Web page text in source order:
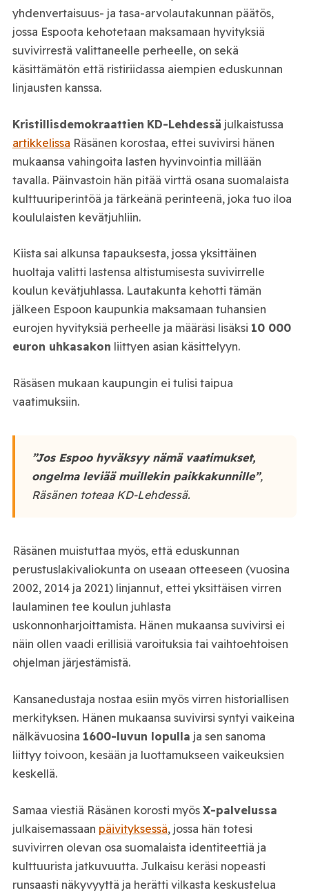
yhdenvertaisuus- ja tasa-arvolautakunnan päätös,
jossa Espoota kehotetaan maksamaan hyvityksiä
suvivirrestä valittaneelle perheelle, on sekä
käsittämätön että ristiriidassa aiempien eduskunnan
linjausten kanssa.
Kristillisdemokraattien KD-Lehdessä julkaistussa
artikkelissa Räsänen korostaa, ettei suvivirsi hänen
mukaansa vahingoita lasten hyvinvointia millään
tavalla. Päinvastoin hän pitää virttä osana suomalaista
kulttuuriperintöä ja tärkeänä perinteenä, joka tuo iloa
koululaisten kevätjuhliin.
Kiista sai alkunsa tapauksesta, jossa yksittäinen
huoltaja valitti lastensa altistumisesta suvivirrelle
koulun kevätjuhlassa. Lautakunta kehotti tämän
jälkeen Espoon kaupunkia maksamaan tuhansien
eurojen hyvityksiä perheelle ja määräsi lisäksi 10 000
euron uhkasakon liittyen asian käsittelyyn.
Räsäsen mukaan kaupungin ei tulisi taipua
vaatimuksiin.
”Jos Espoo hyväksyy nämä vaatimukset,
ongelma leviää muillekin paikkakunnille”,
Räsänen toteaa KD-Lehdessä.
Räsänen muistuttaa myös, että eduskunnan
perustuslakivaliokunta on useaan otteeseen (vuosina
2002, 2014 ja 2021) linjannut, ettei yksittäisen virren
laulaminen tee koulun juhlasta
uskonnonharjoittamista. Hänen mukaansa suvivirsi ei
näin ollen vaadi erillisiä varoituksia tai vaihtoehtoisen
ohjelman järjestämistä.
Kansanedustaja nostaa esiin myös virren historiallisen
merkityksen. Hänen mukaansa suvivirsi syntyi vaikeina
nälkävuosina 1600-luvun lopulla ja sen sanoma
liittyy toivoon, kesään ja luottamukseen vaikeuksien
keskellä.
Samaa viestiä Räsänen korosti myös X-palvelussa
julkaisemassaan päivityksessä, jossa hän totesi
suvivirren olevan osa suomalaista identiteettiä ja
kulttuurista jatkuvuutta. Julkaisu keräsi nopeasti
runsaasti näkyvyyttä ja herätti vilkasta keskustelua